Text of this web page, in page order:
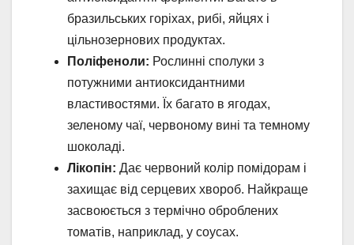
бразильських горіхах, рибі, яйцях і
цільнозернових продуктах.
Поліфеноли: Рослинні сполуки з
потужними антиоксидантними
властивостями. Їх багато в ягодах,
зеленому чаї, червоному вині та темному
шоколаді.
Лікопін: Дає червоний колір помідорам і
захищає від серцевих хвороб. Найкраще
засвоюється з термічно оброблених
томатів, наприклад, у соусах.